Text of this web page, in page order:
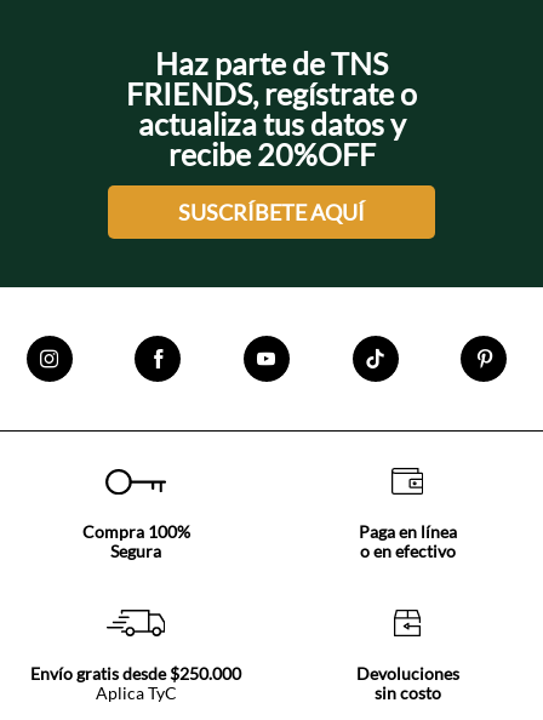
Haz parte de TNS
FRIENDS, regístrate o
actualiza tus datos y
recibe 20%OFF
SUSCRÍBETE AQUÍ
Compra 100%
Segura
Paga en línea
o en efectivo
Envío gratis desde $250.000
Aplica TyC
Devoluciones
sin costo